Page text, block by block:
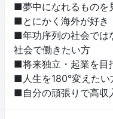
■夢中になれるものを
■とにかく海外が好き
■年功序列の社会では
社会で働きたい方
■将来独立・起業を目
■人生を180°変えたい
■自分の頑張りで高収